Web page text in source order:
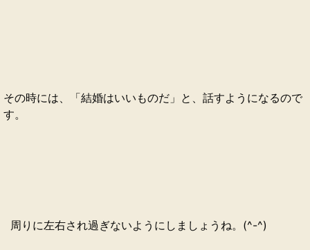
その時には、「結婚はいいものだ」と、話すようになるので
す。
周りに左右され過ぎないようにしましょうね。(^-^)